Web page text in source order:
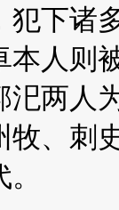
下诸
本人则
汜两人
、刺